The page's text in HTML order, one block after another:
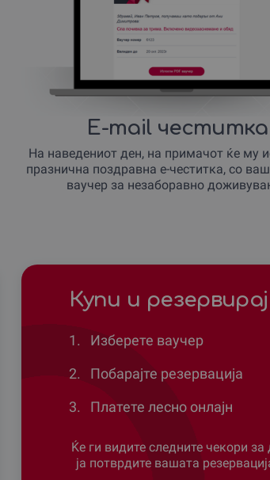
E-mail честитка
На наведениот ден, на примачот ќе му
празнична поздравна е-честитка, со
ваучер за незаборавно
Купи и резервирај
1.
Изберете ваучер
2.
Побарајте резервација
3.
Платете лесно онлајн
Ќе ги видите следните чекори за
ја потврдите вашата